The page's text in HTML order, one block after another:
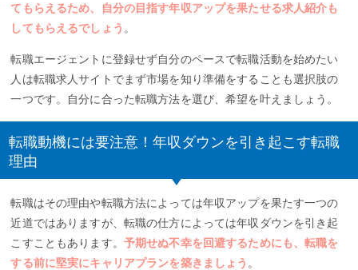
てもらえるため、自分の目指す年収アップを果たせる求人紹介も
してもらえるでしょう 。
転職エージェントに登録せず自分のペースで転職活動を始めたい
人は転職求人サイトでまず市場を知り準備をすることも選択肢の
一つです。自分に合った転職方法を選び、希望を叶えましょう。
転職動機には要注意！年収ダウンを引き起こす転職
理由
転職はその理由や転職方法によっては年収アップを果たす一つの
近道ではありますが、転職の仕方によっては年収ダウンを引き起
こすこともあります。 予期せぬ不幸を回避するためにも、転職を
する前に堅実にキャリアプランを築きましょう 。